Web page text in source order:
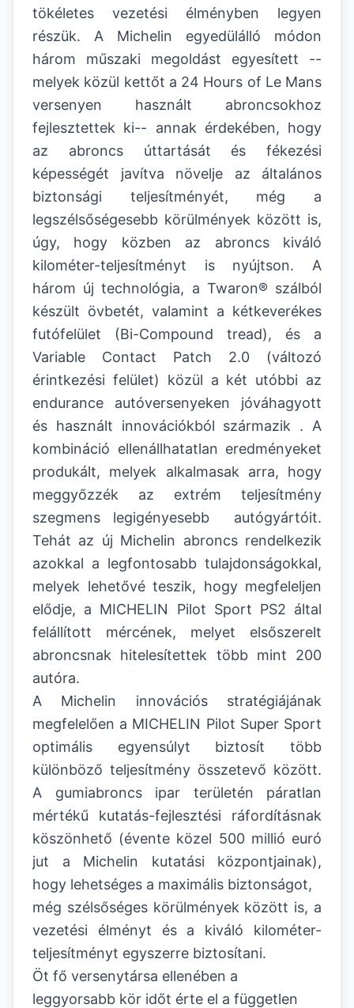
tökéletes vezetési élményben legyen
részük. A Michelin egyedülálló módon
három műszaki megoldást egyesített --
melyek közül kettőt a 24 Hours of Le Mans
versenyen használt abroncsokhoz
fejlesztettek ki-- annak érdekében, hogy
az abroncs úttartását és fékezési
képességét javítva növelje az általános
biztonsági teljesítményét, még a
legszélsőségesebb körülmények között is,
úgy, hogy közben az abroncs kiváló
kilométer-teljesítményt is nyújtson. A
három új technológia, a Twaron® szálból
készült övbetét, valamint a kétkeverékes
futófelület (Bi-Compound tread), és a
Variable Contact Patch 2.0 (változó
érintkezési felület) közül a két utóbbi az
endurance autóversenyeken jóváhagyott
és használt innovációkból származik . A
kombináció ellenállhatatlan eredményeket
produkált, melyek alkalmasak arra, hogy
meggyőzzék az extrém teljesítmény
szegmens legigényesebb autógyártóit.
Tehát az új Michelin abroncs rendelkezik
azokkal a legfontosabb tulajdonságokkal,
melyek lehetővé teszik, hogy megfeleljen
elődje, a MICHELIN Pilot Sport PS2 által
felállított mércének, melyet elsőszerelt
abroncsnak hitelesítettek több mint 200
autóra.
A Michelin innovációs stratégiájának
megfelelően a MICHELIN Pilot Super Sport
optimális egyensúlyt biztosít több
különböző teljesítmény összetevő között.
A gumiabroncs ipar területén páratlan
mértékű kutatás-fejlesztési ráfordításnak
köszönhető (évente közel 500 millió euró
jut a Michelin kutatási központjainak),
hogy lehetséges a maximális biztonságot,
még szélsőséges körülmények között is, a
vezetési élményt és a kiváló kilométer-
teljesítményt egyszerre biztosítani.
Öt fő versenytársa ellenében a
leggyorsabb kör időt érte el a független